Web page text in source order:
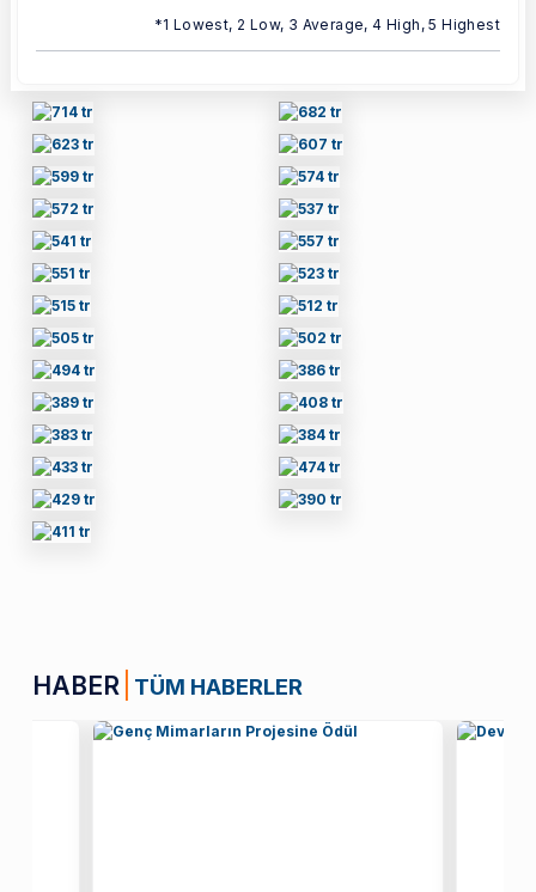
*1 Lowest, 2 Low, 3 Average, 4 High, 5 Highest
HABER TÜM HABERLER